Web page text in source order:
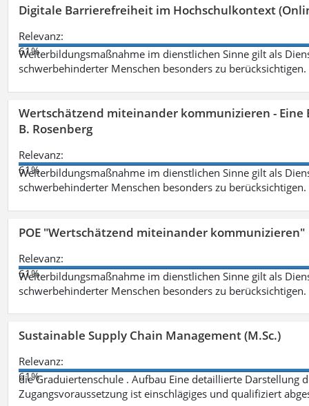
Digitale Barrierefreiheit im Hochschulkontext
Relevanz:
61%
Weiterbildungsmaßnahme im dienstlichen Sinne gilt als
schwerbehinderter Menschen besonders zu berücksichtigen.
Wertschätzend miteinander kommunizieren -
B. Rosenberg
Relevanz:
61%
Weiterbildungsmaßnahme im dienstlichen Sinne gilt als
schwerbehinderter Menschen besonders zu berücksichtigen.
POE "Wertschätzend miteinander kommunizieren"
Relevanz:
61%
Weiterbildungsmaßnahme im dienstlichen Sinne gilt als
schwerbehinderter Menschen besonders zu berücksichtigen.
Sustainable Supply Chain Management (M.Sc.)
Relevanz:
61%
die Graduiertenschule . Aufbau Eine detaillierte Darstellung
Zugangsvoraussetzung ist einschlägiges und qualifiziert